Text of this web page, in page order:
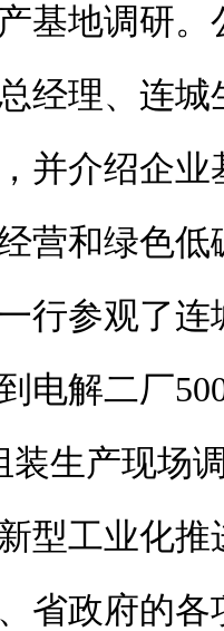
基地调研
经理、连
并介绍企
营和绿色
行参观了
电解二厂
装生产现场
型工业化
省政府的